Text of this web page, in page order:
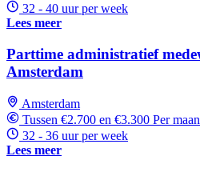
32 - 40 uur per week
Lees meer
Parttime administratief
Amsterdam
Amsterdam
Tussen €2.700 en €3.300 Per
32 - 36 uur per week
Lees meer